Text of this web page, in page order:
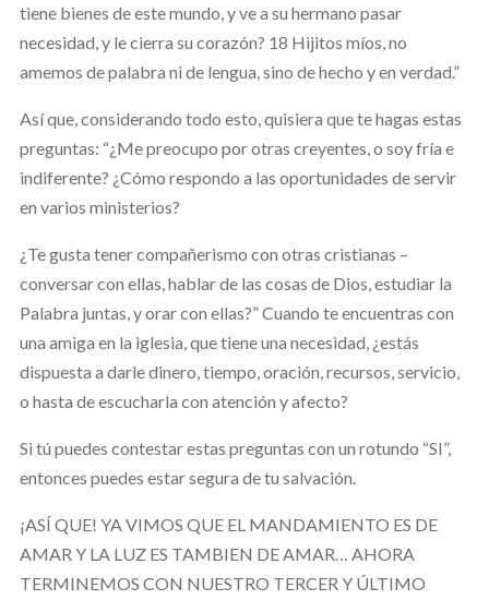
tiene bienes de este mundo, y ve a su hermano pasar
necesidad, y le cierra su corazón? 18 Hijitos míos, no
amemos de palabra ni de lengua, sino de hecho y en verdad.”
Así que, considerando todo esto, quisiera que te hagas estas
preguntas: “¿Me preocupo por otras creyentes, o soy fría e
indiferente? ¿Cómo respondo a las oportunidades de servir
en varios ministerios?
¿Te gusta tener compañerismo con otras cristianas –
conversar con ellas, hablar de las cosas de Dios, estudiar la
Palabra juntas, y orar con ellas?” Cuando te encuentras con
una amiga en la iglesia, que tiene una necesidad, ¿estás
dispuesta a darle dinero, tiempo, oración, recursos, servicio,
o hasta de escucharla con atención y afecto?
Si tú puedes contestar estas preguntas con un rotundo “SI”,
entonces puedes estar segura de tu salvación.
¡ASÍ QUE! YA VIMOS QUE EL MANDAMIENTO ES DE
AMAR Y LA LUZ ES TAMBIEN DE AMAR… AHORA
TERMINEMOS CON NUESTRO TERCER Y ÚLTIMO